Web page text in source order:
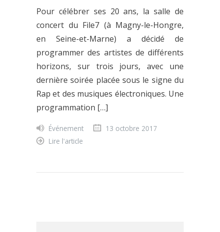
Pour célébrer ses 20 ans, la salle de
concert du File7 (à Magny-le-Hongre,
en Seine-et-Marne) a décidé de
programmer des artistes de différents
horizons, sur trois jours, avec une
dernière soirée placée sous le signe du
Rap et des musiques électroniques. Une
programmation […]
Événement
13 octobre 2017
Lire l'article